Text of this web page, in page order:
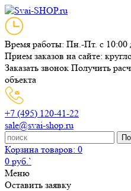
Время работы: Пн.-Пт. с 10:00
Прием заказов на сайте:
Заказать звонок Получить
объекта
+7 (495) 120-41-22
sale@svai-shop.ru
Корзина товаров: 0
0 руб.`
Меню
Оставить заявку